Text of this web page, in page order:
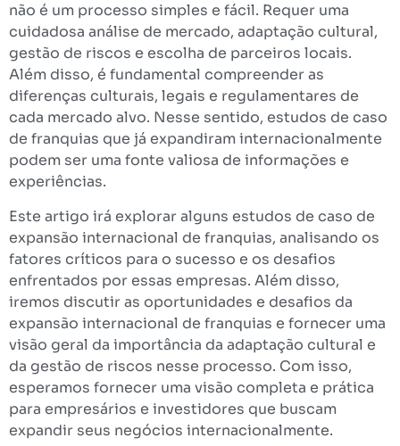
não é um processo simples e fácil. Requer uma
cuidadosa análise de mercado, adaptação cultural,
gestão de riscos e escolha de parceiros locais.
Além disso, é fundamental compreender as
diferenças culturais, legais e regulamentares de
cada mercado alvo. Nesse sentido, estudos de caso
de franquias que já expandiram internacionalmente
podem ser uma fonte valiosa de informações e
experiências.
Este artigo irá explorar alguns estudos de caso de
expansão internacional de franquias, analisando os
fatores críticos para o sucesso e os desafios
enfrentados por essas empresas. Além disso,
iremos discutir as oportunidades e desafios da
expansão internacional de franquias e fornecer uma
visão geral da importância da adaptação cultural e
da gestão de riscos nesse processo. Com isso,
esperamos fornecer uma visão completa e prática
para empresários e investidores que buscam
expandir seus negócios internacionalmente.